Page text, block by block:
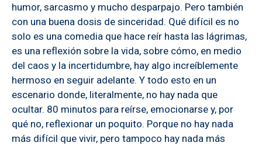
humor, sarcasmo y mucho desparpajo. Pero también
con una buena dosis de sinceridad. Qué difícil es no
solo es una comedia que hace reír hasta las lágrimas,
es una reflexión sobre la vida, sobre cómo, en medio
del caos y la incertidumbre, hay algo increíblemente
hermoso en seguir adelante. Y todo esto en un
escenario donde, literalmente, no hay nada que
ocultar. 80 minutos para reírse, emocionarse y, por
qué no, reflexionar un poquito. Porque no hay nada
más difícil que vivir, pero tampoco hay nada más